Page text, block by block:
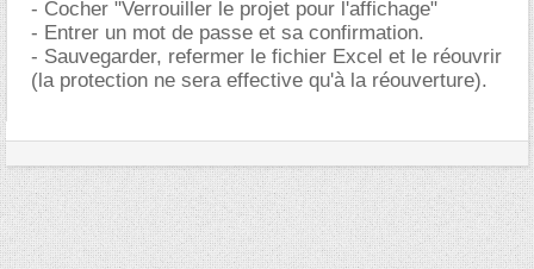
- Cocher "Verrouiller le projet pour l'affichage"
- Entrer un mot de passe et sa confirmation.
- Sauvegarder, refermer le fichier Excel et le réouvrir
(la protection ne sera effective qu'à la réouverture).